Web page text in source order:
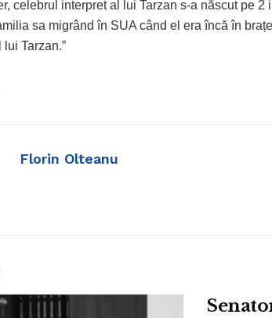
celebrul interpret al lui Tarzan s-a născut pe 2
sa migrând în SUA când el era încă în
Tarzan.”
Florin Olteanu